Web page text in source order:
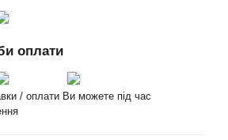
оплати
/ оплати Ви можете під час